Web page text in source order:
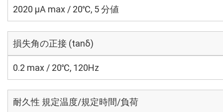
2020 μA max / 20℃, 5 分値
損失角の正接 (tanδ)
0.2 max / 20℃, 120Hz
耐久性 規定温度/規定時間/負荷